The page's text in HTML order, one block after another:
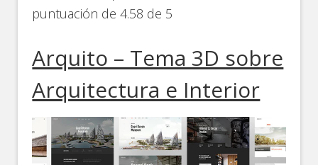
puntuación de 4.58 de 5
Arquito – Tema 3D sobre
Arquitectura e Interior